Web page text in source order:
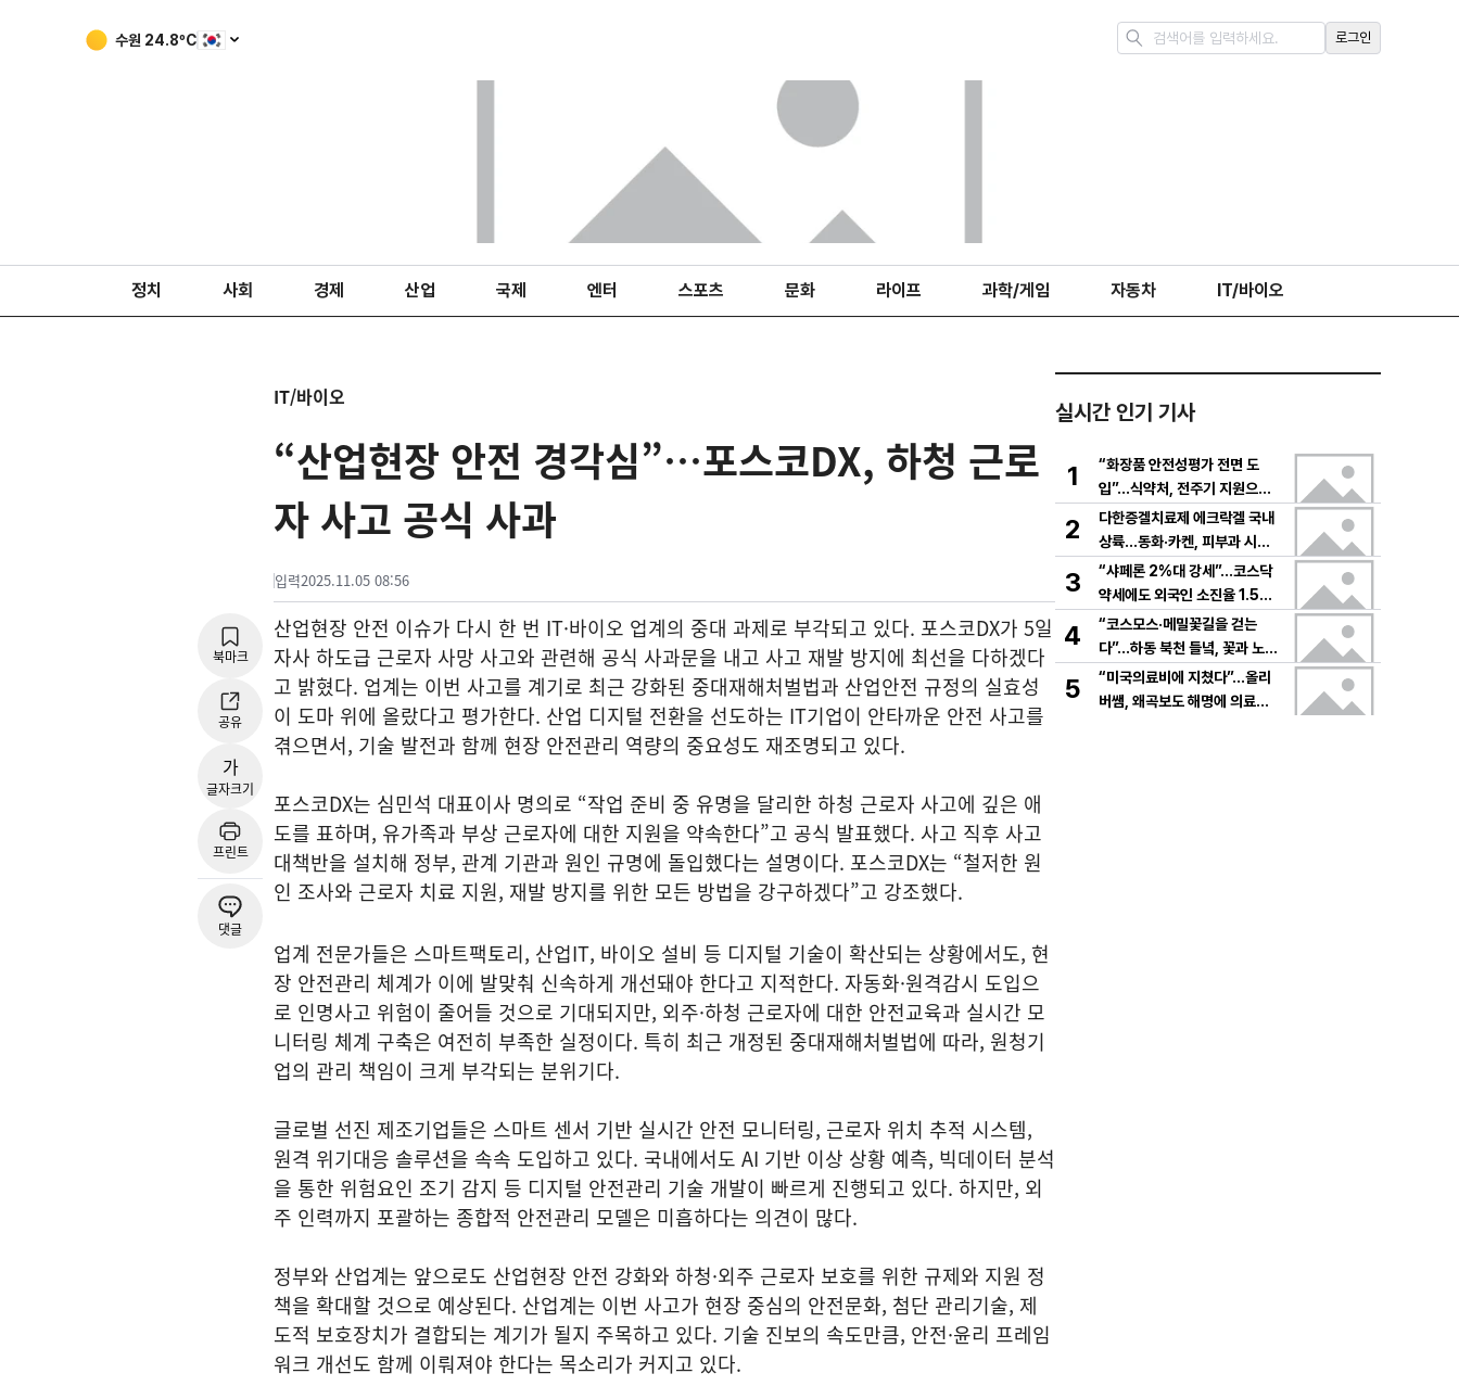
수원 24.8ºC 로그인
정치 사회 경제 산업 국제 엔터 스포츠 문화 라이프 과학/게임 자동차 IT/바이오
IT/바이오
“산업현장 안전 경각심”…포스코DX, 하청 근로
자 사고 공식 사과
입력2025.11.05 08:56
북마크
공유
가
글자크기
프린트
댓글
산업현장 안전 이슈가 다시 한 번 IT·바이오 업계의 중대 과제로 부각되고 있다. 포스코DX가 5일
자사 하도급 근로자 사망 사고와 관련해 공식 사과문을 내고 사고 재발 방지에 최선을 다하겠다
고 밝혔다. 업계는 이번 사고를 계기로 최근 강화된 중대재해처벌법과 산업안전 규정의 실효성
이 도마 위에 올랐다고 평가한다. 산업 디지털 전환을 선도하는 IT기업이 안타까운 안전 사고를
겪으면서, 기술 발전과 함께 현장 안전관리 역량의 중요성도 재조명되고 있다.
포스코DX는 심민석 대표이사 명의로 “작업 준비 중 유명을 달리한 하청 근로자 사고에 깊은 애
도를 표하며, 유가족과 부상 근로자에 대한 지원을 약속한다”고 공식 발표했다. 사고 직후 사고
대책반을 설치해 정부, 관계 기관과 원인 규명에 돌입했다는 설명이다. 포스코DX는 “철저한 원
인 조사와 근로자 치료 지원, 재발 방지를 위한 모든 방법을 강구하겠다”고 강조했다.
업계 전문가들은 스마트팩토리, 산업IT, 바이오 설비 등 디지털 기술이 확산되는 상황에서도, 현
장 안전관리 체계가 이에 발맞춰 신속하게 개선돼야 한다고 지적한다. 자동화·원격감시 도입으
로 인명사고 위험이 줄어들 것으로 기대되지만, 외주·하청 근로자에 대한 안전교육과 실시간 모
니터링 체계 구축은 여전히 부족한 실정이다. 특히 최근 개정된 중대재해처벌법에 따라, 원청기
업의 관리 책임이 크게 부각되는 분위기다.
글로벌 선진 제조기업들은 스마트 센서 기반 실시간 안전 모니터링, 근로자 위치 추적 시스템,
원격 위기대응 솔루션을 속속 도입하고 있다. 국내에서도 AI 기반 이상 상황 예측, 빅데이터 분석
을 통한 위험요인 조기 감지 등 디지털 안전관리 기술 개발이 빠르게 진행되고 있다. 하지만, 외
주 인력까지 포괄하는 종합적 안전관리 모델은 미흡하다는 의견이 많다.
정부와 산업계는 앞으로도 산업현장 안전 강화와 하청·외주 근로자 보호를 위한 규제와 지원 정
책을 확대할 것으로 예상된다. 산업계는 이번 사고가 현장 중심의 안전문화, 첨단 관리기술, 제
도적 보호장치가 결합되는 계기가 될지 주목하고 있다. 기술 진보의 속도만큼, 안전·윤리 프레임
워크 개선도 함께 이뤄져야 한다는 목소리가 커지고 있다.
실시간 인기 기사
1
“화장품 안전성평가 전면 도
입”…식약처, 전주기 지원으로
K뷰티 고도화
2
다한증겔치료제 에크락겔 국내
상륙…동화·카켄, 피부과 시장
공략
3
“샤페론 2%대 강세”…코스닥
약세에도 외국인 소진율 1.5
9% 기록
4
“코스모스·메밀꽃길을 걷는
다”…하동 북천 들녘, 꽃과 노래
로 물드는 가을의 하루
5
“미국의료비에 지쳤다”…올리
버쌤, 왜곡보도 해명에 의료시